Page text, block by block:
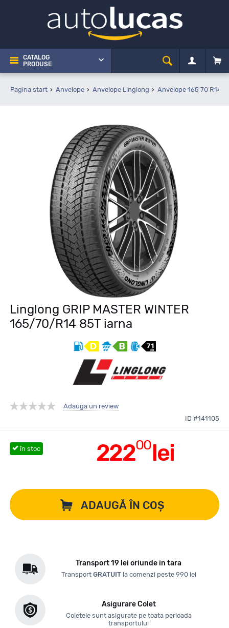
CATALOG
PRODUSE
Pagina start Anvelope Anvelope Linglong Anvelope 165 70 R14
Linglong GRIP MASTER WINTER
165/70/R14 85T iarna
Adauga un review
ID #141105
22200lei
în stoc
ADAUGĂ ÎN COȘ
Transport 19 lei oriunde in tara
Transport GRATUITla comenzi peste 990 lei
Asigurare Colet
Coletele sunt asigurate pe toata perioada
transportului